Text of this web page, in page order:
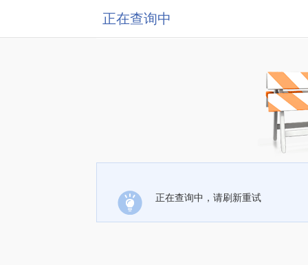
正在查询中
正在查询中，请刷新重试